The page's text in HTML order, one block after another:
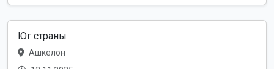
Юг страны
Ашкелон